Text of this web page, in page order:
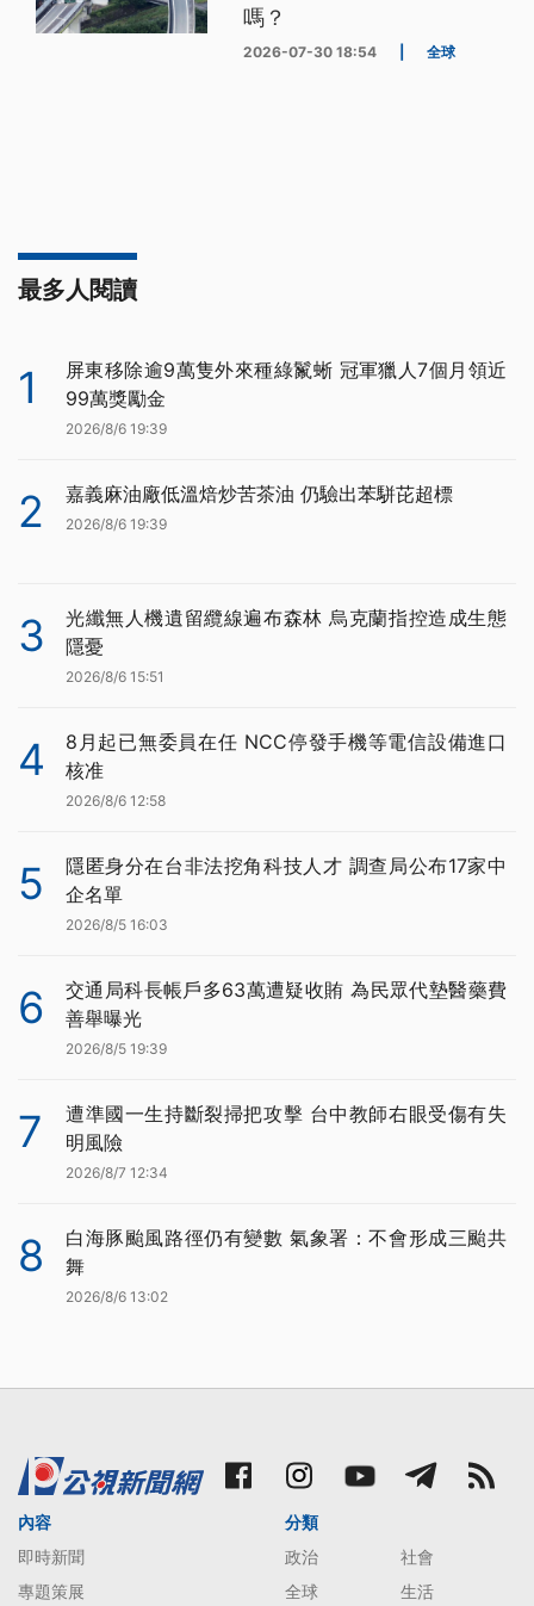
嗎？
2026-07-30 18:54 全球
最多人閱讀
1
屏東移除逾9萬隻外來種綠鬣蜥 冠軍獵人7個月領近
99萬獎勵金
2026/8/6 19:39
2 嘉義麻油廠低溫焙炒苦茶油 仍驗出苯駢芘超標
2026/8/6 19:39
3
光纖無人機遺留纜線遍布森林 烏克蘭指控造成生態
隱憂
2026/8/6 15:51
4
8月起已無委員在任 NCC停發手機等電信設備進口
核准
2026/8/6 12:58
5
隱匿身分在台非法挖角科技人才 調查局公布17家中
企名單
2026/8/5 16:03
6
交通局科長帳戶多63萬遭疑收賄 為民眾代墊醫藥費
善舉曝光
2026/8/5 19:39
7
遭準國一生持斷裂掃把攻擊 台中教師右眼受傷有失
明風險
2026/8/7 12:34
8
白海豚颱風路徑仍有變數 氣象署：不會形成三颱共
舞
2026/8/6 13:02
內容
即時新聞
專題策展
分類
政治
社會
全球
生活